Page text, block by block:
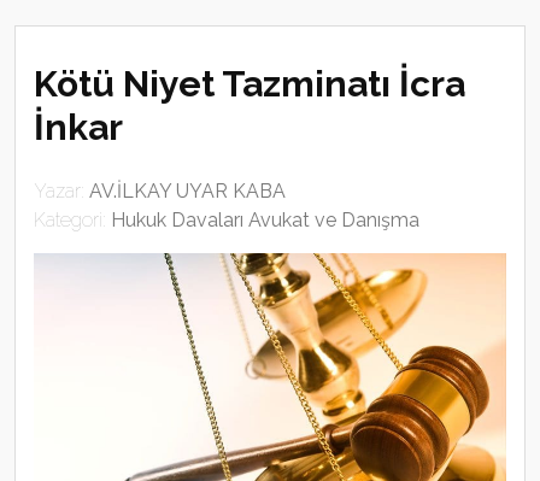
Kötü Niyet Tazminatı İcra
İnkar
Yazar: AV.İLKAY UYAR KABA
Kategori: Hukuk Davaları Avukat ve Danışma